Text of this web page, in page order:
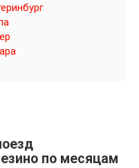
по месяцам